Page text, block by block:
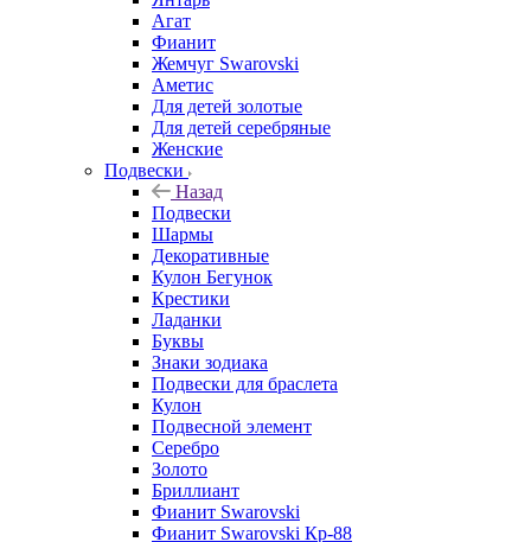
Агат
Фианит
Жемчуг Swarovski
Аметис
Для детей золотые
Для детей серебряные
Женские
Подвески
Назад
Подвески
Шармы
Декоративные
Кулон Бегунок
Крестики
Ладанки
Буквы
Знаки зодиака
Подвески для браслета
Кулон
Подвесной элемент
Серебро
Золото
Бриллиант
Фианит Swarovski
Фианит Swarovski Кр-88